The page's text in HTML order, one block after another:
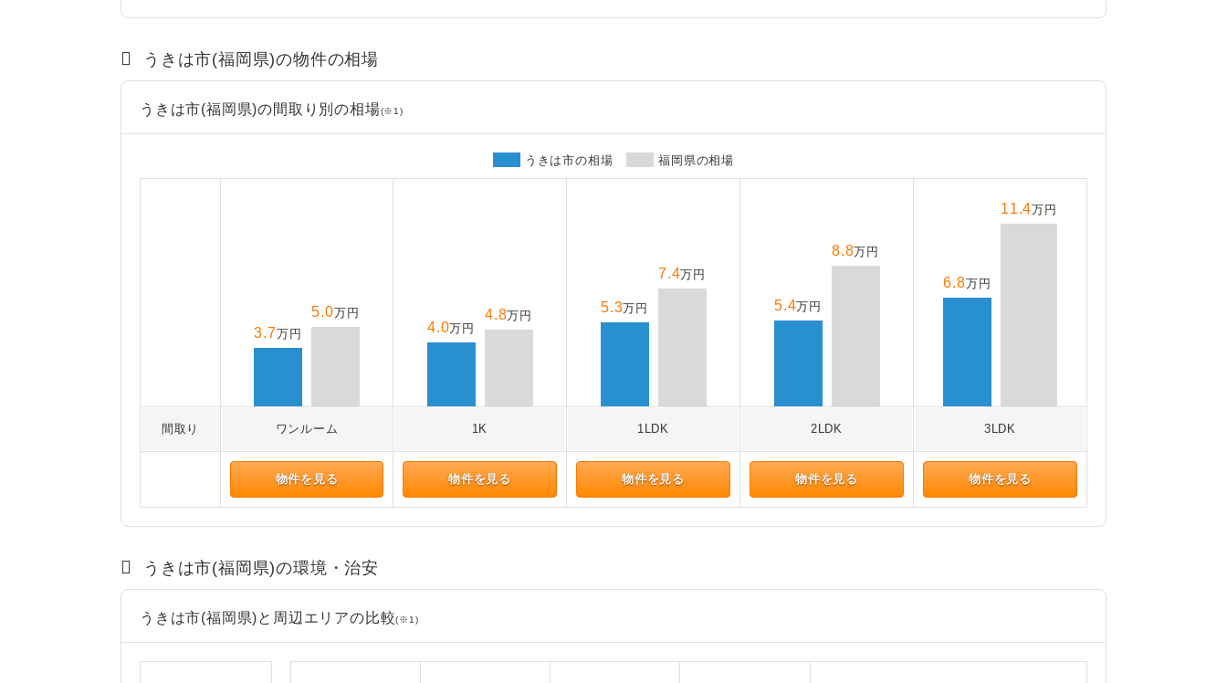
うきは市(福岡県)の物件の相場
うきは市(福岡県)の間取り別の相場(※1)
うきは市の相場 福岡県の相場
間取り ワンルーム 1K 1LDK 2LDK 3LDK
物件を見る 物件を見る 物件を見る 物件を見る 物件を見る
3.7万円
5.0万円
4.0万円
4.8万円
5.3万円
7.4万円
5.4万円
8.8万円
6.8万円
11.4万円
うきは市(福岡県)の環境・治安
うきは市(福岡県)と周辺エリアの比較(※1)